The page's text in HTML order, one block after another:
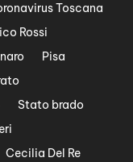
Toscana
Rossi
Pisa
Stato brado
Cecilia Del Re